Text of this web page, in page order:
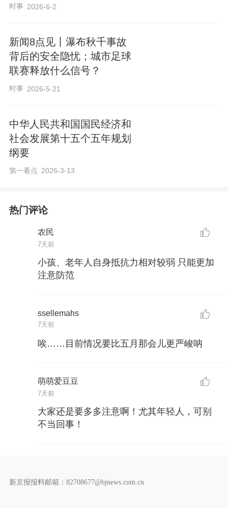
时事 2026-6-2
新闻8点见丨瀑布秋千事故
背后的安全隐忧；城市足球
联赛释放什么信号？
时事 2026-5-21
中华人民共和国国民经济和
社会发展第十五个五年规划
纲要
第一看点 2026-3-13
热门评论
农民
7天前
小孩、老年人自身抵抗力相对较弱 只能更加
注意防范
ssellemahs
7天前
唉……目前情况要比五月那会儿更严峻呐
萌萌爱豆豆
7天前
大家还是要多多注意啊！尤其年轻人，可别
不当回事！
新京报报料邮箱：82708677@bjnews.com.cn